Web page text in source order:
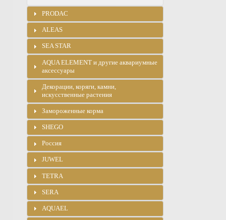
PRODAC
ALEAS
SEA STAR
AQUA ELEMENT и другие аквариумные
аксессуары
Декорации, коряги, камни,
искусственные растения
Замороженные корма
SHEGO
Россия
JUWEL
TETRA
SERA
AQUAEL